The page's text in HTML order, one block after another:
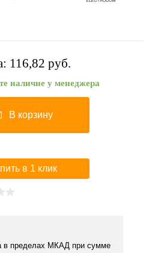
116,82 pуб.
наличие у менеджера
В корзину
в 1 клик
в пределах МКАД при сумме